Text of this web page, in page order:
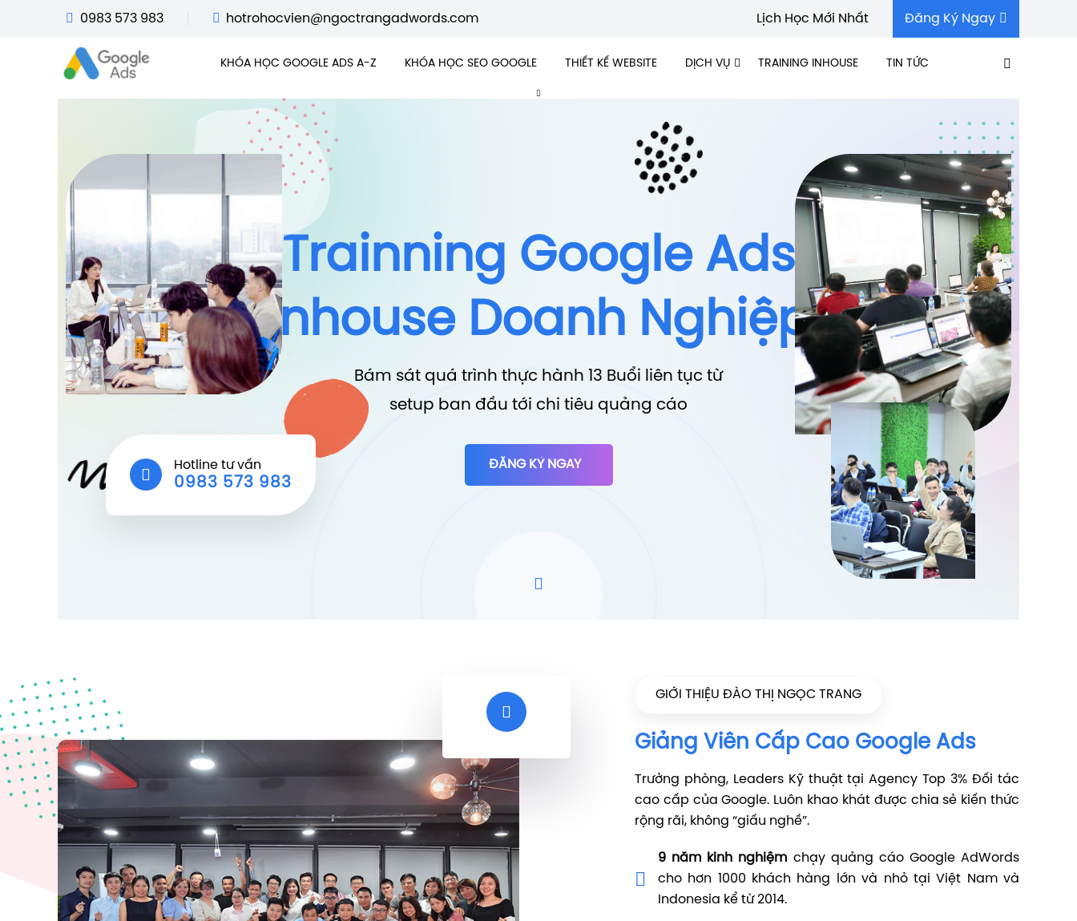
0983 573 983 hotrohocvien@ngoctrangadwords.com Lịch Học Mới Nhất Đăng Ký Ngay
KHÓA HỌC GOOGLE ADS A-Z KHÓA HỌC SEO GOOGLE THIẾT KẾ WEBSITE DỊCH VỤ TRAINING INHOUSE TIN TỨC
Hotline tư vấn
0983 573 983
Trainning Google Ads
Inhouse Doanh Nghiệp
Bám sát quá trình thực hành 13 Buổi liên tục từ
setup ban đầu tới chi tiêu quảng cáo
ĐĂNG KÝ NGAY
GIỚI THIỆU ĐÀO THỊ NGỌC TRANG
Giảng Viên Cấp Cao Google Ads
Trưởng phòng, Leaders Kỹ thuật tại Agency Top 3% Đối tác
cao cấp của Google. Luôn khao khát được chia sẻ kiến thức
rộng rãi, không “giấu nghề”.
9 năm kinh nghiệm chạy quảng cáo Google AdWords
cho hơn 1000 khách hàng lớn và nhỏ tại Việt Nam và
Indonesia kể từ 2014.